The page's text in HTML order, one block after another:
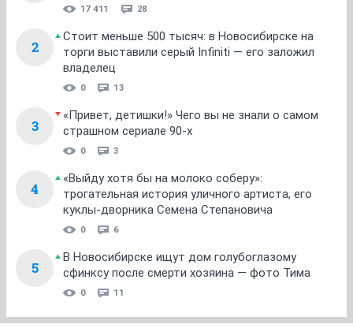
17 411 28
2
Стоит меньше 500 тысяч: в Новосибирске на
торги выставили серый Infiniti — его заложил
владелец
0 13
3
«Привет, детишки!» Чего вы не знали о самом
страшном сериале 90-х
0 3
4
«Выйду хотя бы на молоко соберу»:
трогательная история уличного артиста, его
куклы-дворника Семена Степановича
0 6
5
В Новосибирске ищут дом голубоглазому
сфинксу после смерти хозяина — фото Тима
0 11